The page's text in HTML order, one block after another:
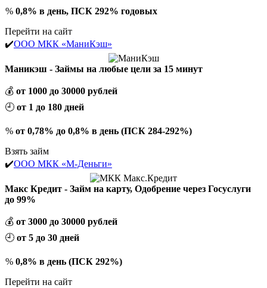
% 0,8% в день, ПСК 292% годовых
Перейти на сайт
✔️ООО МКК «МаниКэш»
Маникэш - Займы на любые цели за 15 минут
💰 от 1000 до 30000 рублей
🕘 от 1 до 180 дней
% от 0,78% до 0,8% в день (ПСК 284-292%)
Взять займ
✔️ООО МКК «М-Деньги»
Макс Кредит - Займ на карту, Одобрение через Госуслуги
до 99%
💰 от 3000 до 30000 рублей
🕘 от 5 до 30 дней
% 0,8% в день (ПСК 292%)
Перейти на сайт